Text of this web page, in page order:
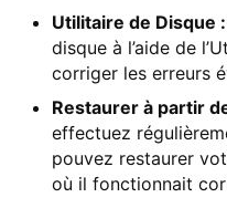
Utilitaire de Disque :
disque à l’aide de
corriger les erreurs
Restaurer à partir
effectuez
pouvez restaurer
où il fonctionnait